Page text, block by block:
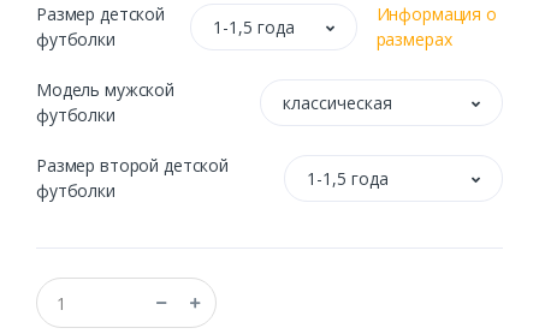
Размер детской
футболки
1-1,5 года
Информация о
размерах
Модель мужской
футболки
классическая
Размер второй детской
футболки
1-1,5 года